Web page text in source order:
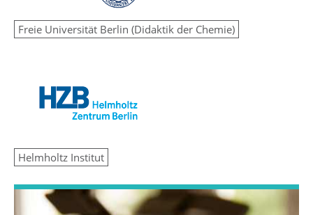
Freie Universität Berlin (Didaktik der Chemie)
Helmholtz Institut